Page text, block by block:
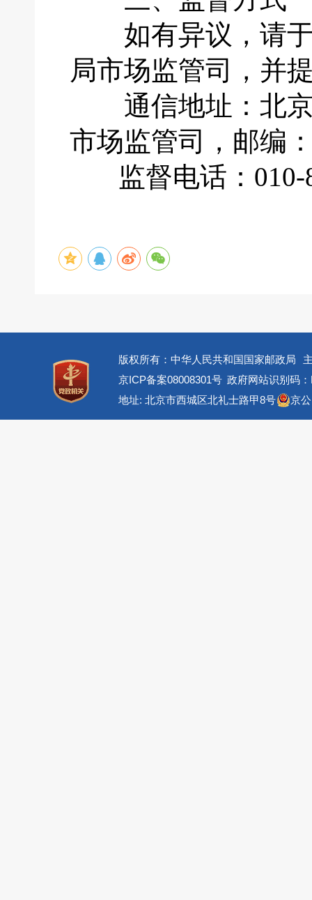
如有异议，请于
局市场监管司，并
通信地址：北京
市场监管司，邮编
监督电话：010-
版权所有：中华人民共和国国家邮政局
京ICP备案08008301号 政府网站识别码
地址: 北京市西城区北礼士路甲8号
京